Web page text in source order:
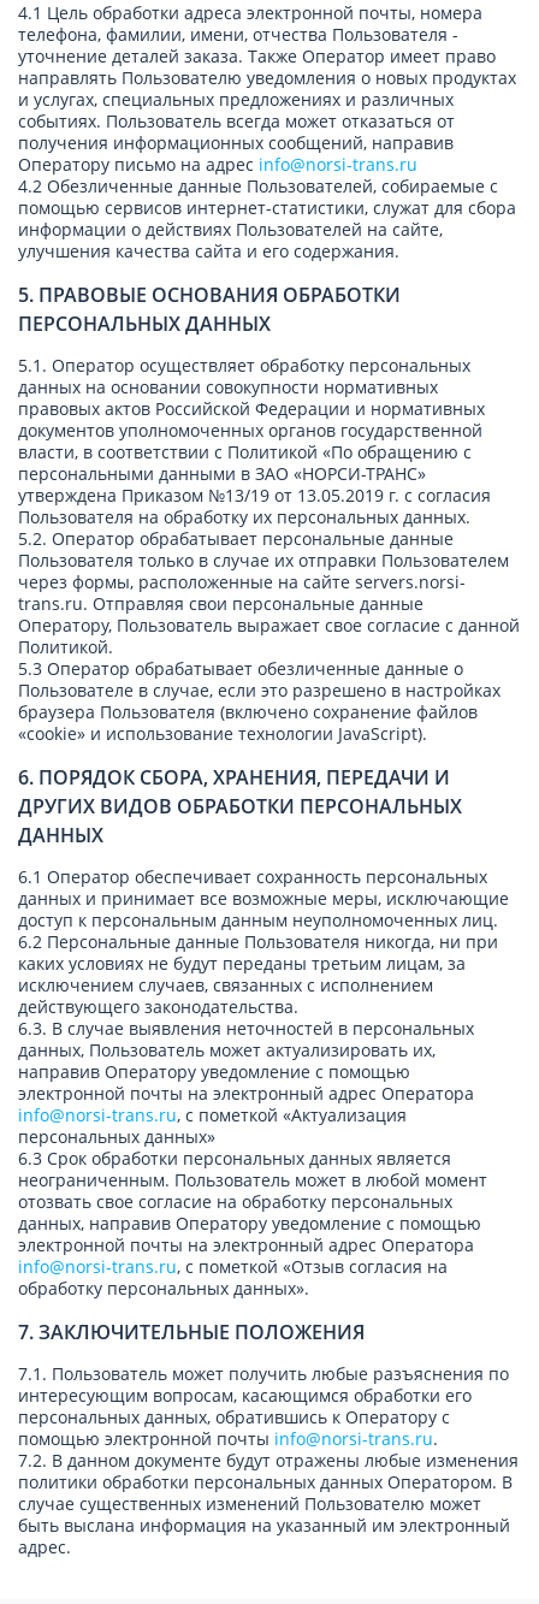
4.1 Цель обработки адреса электронной почты, номера
телефона, фамилии, имени, отчества Пользователя -
уточнение деталей заказа. Также Оператор имеет право
направлять Пользователю уведомления о новых продуктах
и услугах, специальных предложениях и различных
событиях. Пользователь всегда может отказаться от
получения информационных сообщений, направив
Оператору письмо на адрес info@norsi-trans.ru
4.2 Обезличенные данные Пользователей, собираемые с
помощью сервисов интернет-статистики, служат для сбора
информации о действиях Пользователей на сайте,
улучшения качества сайта и его содержания.
5. ПРАВОВЫЕ ОСНОВАНИЯ ОБРАБОТКИ
ПЕРСОНАЛЬНЫХ ДАННЫХ
5.1. Оператор осуществляет обработку персональных
данных на основании совокупности нормативных
правовых актов Российской Федерации и нормативных
документов уполномоченных органов государственной
власти, в соответствии с Политикой «По обращению с
персональными данными в ЗАО «НОРСИ-ТРАНС»
утверждена Приказом №13/19 от 13.05.2019 г. с согласия
Пользователя на обработку их персональных данных.
5.2. Оператор обрабатывает персональные данные
Пользователя только в случае их отправки Пользователем
через формы, расположенные на сайте servers.norsi-
trans.ru. Отправляя свои персональные данные
Оператору, Пользователь выражает свое согласие с данной
Политикой.
5.3 Оператор обрабатывает обезличенные данные о
Пользователе в случае, если это разрешено в настройках
браузера Пользователя (включено сохранение файлов
«cookie» и использование технологии JavaScript).
6. ПОРЯДОК СБОРА, ХРАНЕНИЯ, ПЕРЕДАЧИ И
ДРУГИХ ВИДОВ ОБРАБОТКИ ПЕРСОНАЛЬНЫХ
ДАННЫХ
6.1 Оператор обеспечивает сохранность персональных
данных и принимает все возможные меры, исключающие
доступ к персональным данным неуполномоченных лиц.
6.2 Персональные данные Пользователя никогда, ни при
каких условиях не будут переданы третьим лицам, за
исключением случаев, связанных с исполнением
действующего законодательства.
6.3. В случае выявления неточностей в персональных
данных, Пользователь может актуализировать их,
направив Оператору уведомление с помощью
электронной почты на электронный адрес Оператора
info@norsi-trans.ru, с пометкой «Актуализация
персональных данных»
6.3 Срок обработки персональных данных является
неограниченным. Пользователь может в любой момент
отозвать свое согласие на обработку персональных
данных, направив Оператору уведомление с помощью
электронной почты на электронный адрес Оператора
info@norsi-trans.ru, с пометкой «Отзыв согласия на
обработку персональных данных».
7. ЗАКЛЮЧИТЕЛЬНЫЕ ПОЛОЖЕНИЯ
7.1. Пользователь может получить любые разъяснения по
интересующим вопросам, касающимся обработки его
персональных данных, обратившись к Оператору с
помощью электронной почты info@norsi-trans.ru.
7.2. В данном документе будут отражены любые изменения
политики обработки персональных данных Оператором. В
случае существенных изменений Пользователю может
быть выслана информация на указанный им электронный
адрес.